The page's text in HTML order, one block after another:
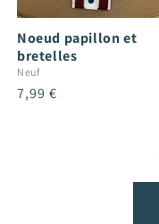
Noeud papillon et
bretelles
Neuf
Prix
7,99 €